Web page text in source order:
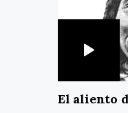
El aliento